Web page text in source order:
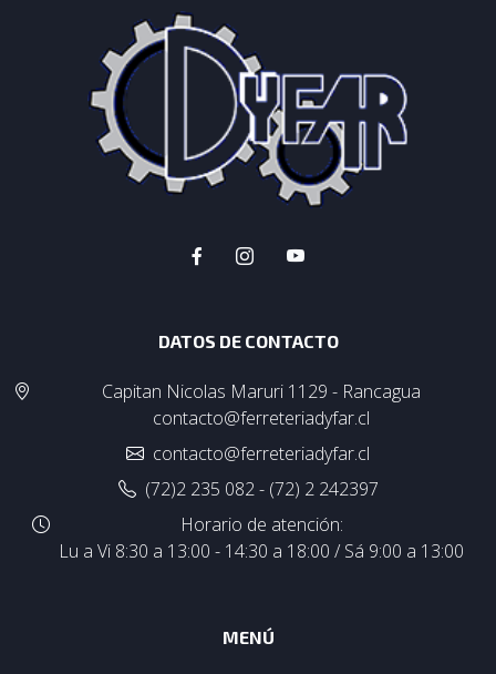
DATOS DE CONTACTO
Capitan Nicolas Maruri 1129 - Rancagua
contacto@ferreteriadyfar.cl
contacto@ferreteriadyfar.cl
(72)2 235 082 - (72) 2 242397
Horario de atención:
Lu a Vi 8:30 a 13:00 - 14:30 a 18:00 / Sá 9:00 a 13:00
MENÚ